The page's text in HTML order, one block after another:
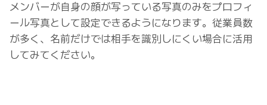
メンバーが自身の顔が写っている写真のみをプロフィ
ール写真として設定できるようになります。従業員数
が多く、名前だけでは相手を識別しにくい場合に活用
してみてください。